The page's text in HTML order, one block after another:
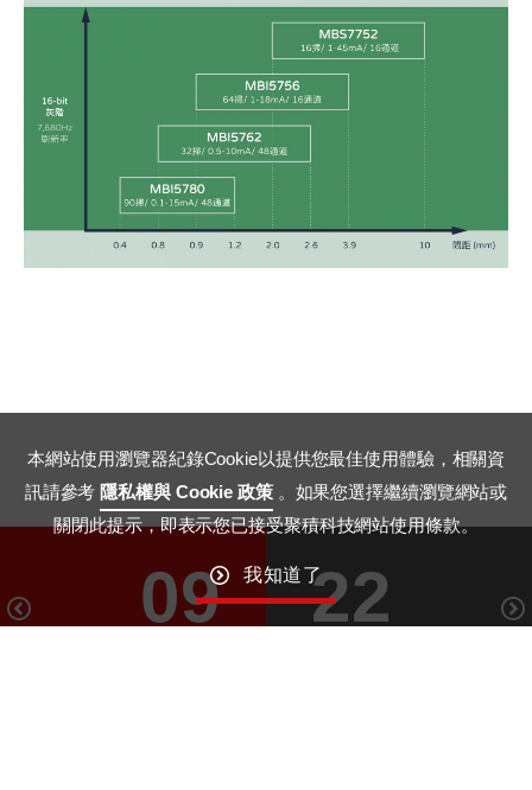
09 22
本網站使用瀏覽器紀錄Cookie以提供您最佳使用體驗，相關資
訊請參考 隱私權與 Cookie 政策 。如果您選擇繼續瀏覽網站或
關閉此提示，即表示您已接受聚積科技網站使用條款。
我知道了